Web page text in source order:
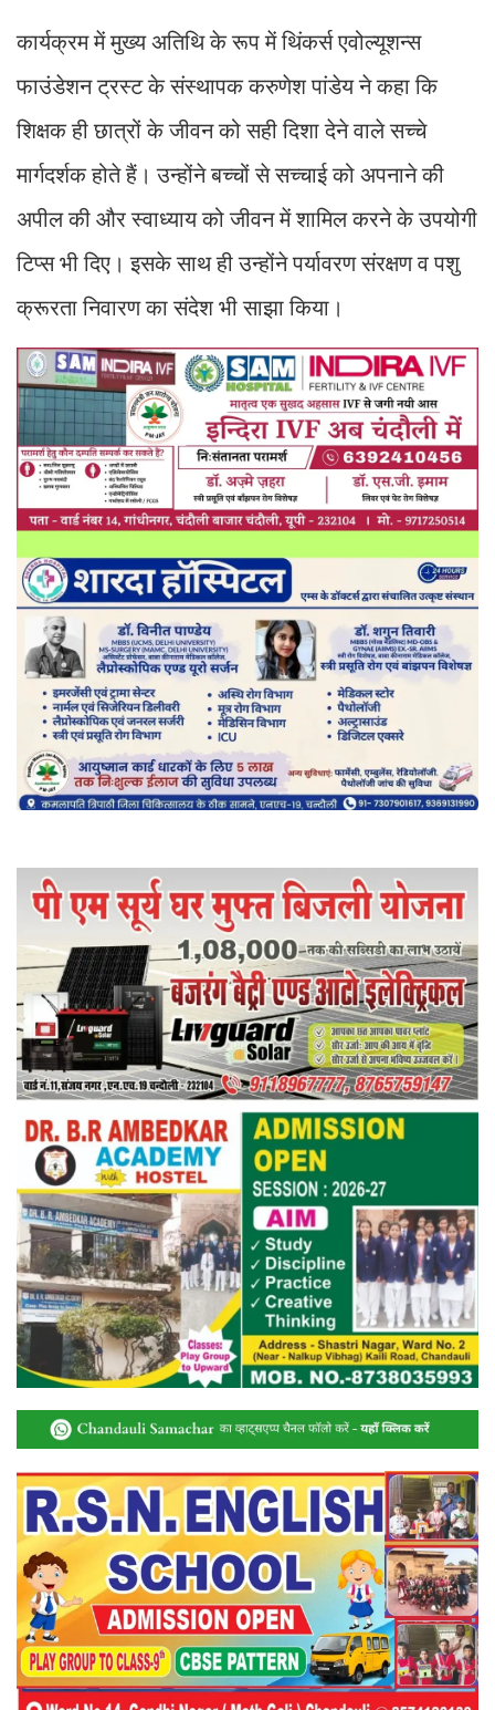
कार्यक्रम में मुख्य अतिथि के रूप में थिंकर्स एवोल्यूशन्स
फाउंडेशन ट्रस्ट के संस्थापक करुणेश पांडेय ने कहा कि
शिक्षक ही छात्रों के जीवन को सही दिशा देने वाले सच्चे
मार्गदर्शक होते हैं। उन्होंने बच्चों से सच्चाई को अपनाने की
अपील की और स्वाध्याय को जीवन में शामिल करने के उपयोगी
टिप्स भी दिए। इसके साथ ही उन्होंने पर्यावरण संरक्षण व पशु
क्रूरता निवारण का संदेश भी साझा किया।